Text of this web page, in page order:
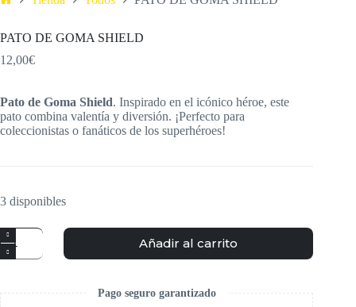
PATO DE GOMA SHIELD
12,00€
Pato de Goma Shield. Inspirado en el icónico héroe, este
pato combina valentía y diversión. ¡Perfecto para
coleccionistas o fanáticos de los superhéroes!
3 disponibles
Añadir al carrito
Pago seguro garantizado